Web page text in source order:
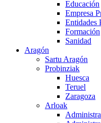
Educación
Empresa
Entidades
Formación
Sanidad
Aragón
Sartu Aragón
Probinziak
Huesca
Teruel
Zaragoza
Arloak